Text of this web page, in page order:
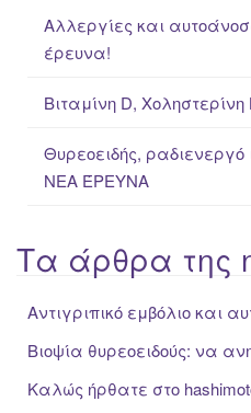
Αλλεργίες και
έρευνα!
Βιταμίνη D, Χοληστερίνη
Θυρεοειδής, ραδιενεργό
ΝΕΑ ΈΡΕΥΝΑ
Τα άρθρα της
Αντιγριπικό εμβόλιο και
Βιοψία θυρεοειδούς: να
Καλώς ήρθατε στο